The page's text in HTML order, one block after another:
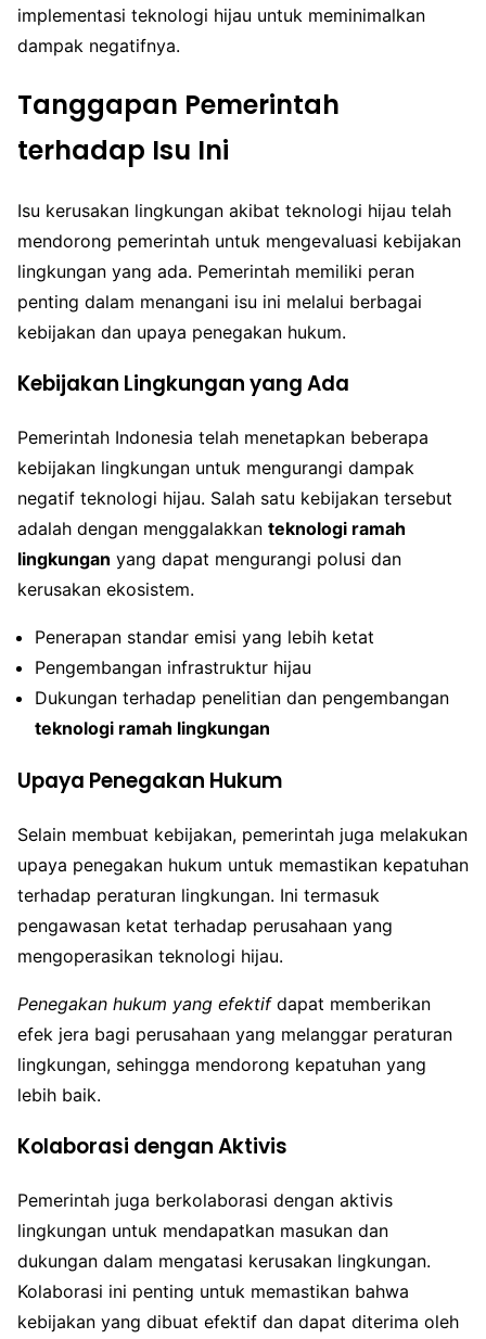
implementasi teknologi hijau untuk meminimalkan
dampak negatifnya.
Tanggapan Pemerintah
terhadap Isu Ini
Isu kerusakan lingkungan akibat teknologi hijau telah
mendorong pemerintah untuk mengevaluasi kebijakan
lingkungan yang ada. Pemerintah memiliki peran
penting dalam menangani isu ini melalui berbagai
kebijakan dan upaya penegakan hukum.
Kebijakan Lingkungan yang Ada
Pemerintah Indonesia telah menetapkan beberapa
kebijakan lingkungan untuk mengurangi dampak
negatif teknologi hijau. Salah satu kebijakan tersebut
adalah dengan menggalakkan teknologi ramah
lingkungan yang dapat mengurangi polusi dan
kerusakan ekosistem.
Penerapan standar emisi yang lebih ketat
Pengembangan infrastruktur hijau
Dukungan terhadap penelitian dan pengembangan
teknologi ramah lingkungan
Upaya Penegakan Hukum
Selain membuat kebijakan, pemerintah juga melakukan
upaya penegakan hukum untuk memastikan kepatuhan
terhadap peraturan lingkungan. Ini termasuk
pengawasan ketat terhadap perusahaan yang
mengoperasikan teknologi hijau.
Penegakan hukum yang efektifdapat memberikan
efek jera bagi perusahaan yang melanggar peraturan
lingkungan, sehingga mendorong kepatuhan yang
lebih baik.
Kolaborasi dengan Aktivis
Pemerintah juga berkolaborasi dengan aktivis
lingkungan untuk mendapatkan masukan dan
dukungan dalam mengatasi kerusakan lingkungan.
Kolaborasi ini penting untuk memastikan bahwa
kebijakan yang dibuat efektif dan dapat diterima oleh